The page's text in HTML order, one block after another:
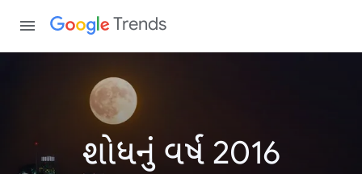
Trends
શોધનું વર્ષ 2016